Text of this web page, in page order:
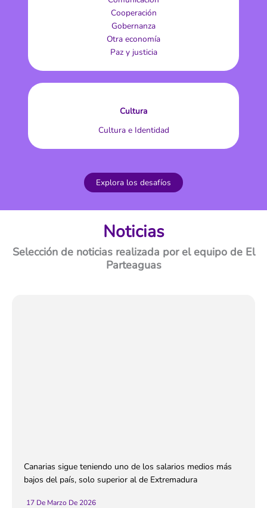
Cooperación
Gobernanza
Otra economía
Paz y justicia
Cultura
Cultura e Identidad
Explora los desafíos
Noticias
Selección de noticias realizada por el equipo de El
Parteaguas
Canarias sigue teniendo uno de los salarios medios más
bajos del país, solo superior al de Extremadura
17 De Marzo De 2026